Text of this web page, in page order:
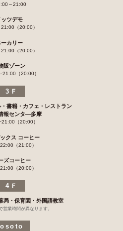
～21:00
ッツデモ
（20:00）
ーカリー
（20:00）
販ゾーン
21:00（20:00）
3Ｆ
書籍・カフェ・レストラン
報センタ―多摩
（20:00）
クス コーヒー
（21:00）
ズコーヒー
（20:00）
4Ｆ
局・保育園・外国語教室
業時間が異なります。
osoto